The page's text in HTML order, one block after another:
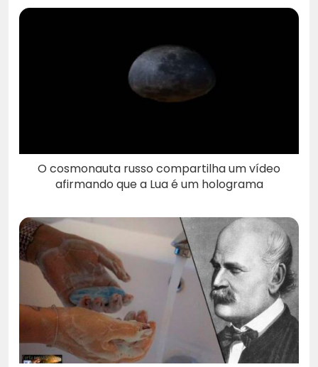
O cosmonauta russo compartilha um vídeo
afirmando que a Lua é um holograma